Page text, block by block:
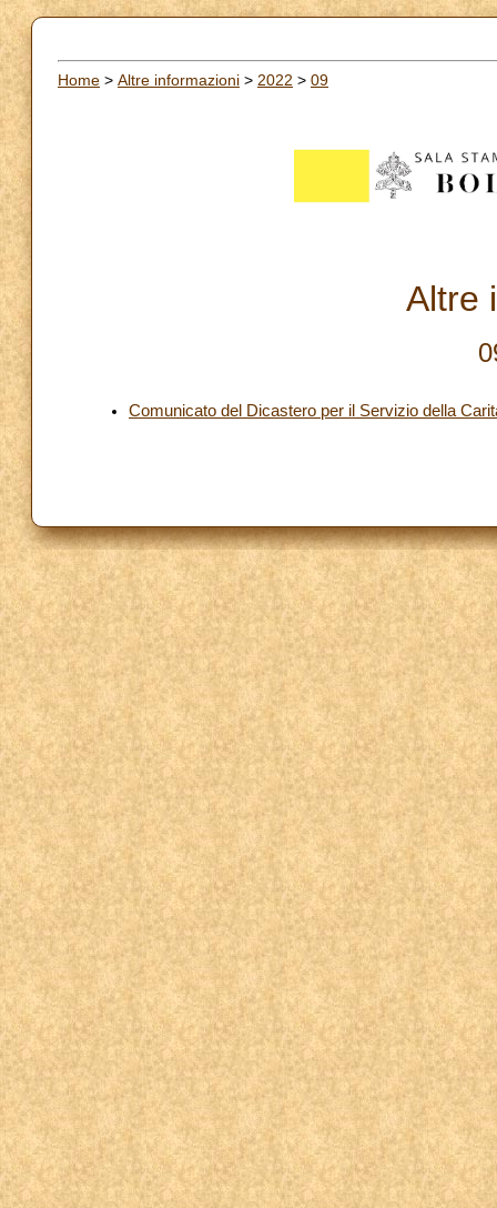
Home > Altre informazioni > 2022 > 09
Altre
Comunicato del Dicastero per il Servizio della